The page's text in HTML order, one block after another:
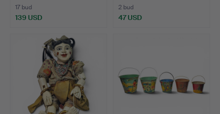
17 bud
139 USD
2 bud
47 USD